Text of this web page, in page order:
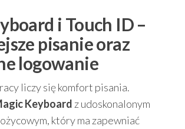
i Touch ID –
pisanie oraz
logowanie
liczy się komfort pisania.
Keyboard z udoskonalonym
który ma zapewniać